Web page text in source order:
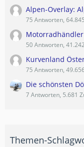
Alpen-Overlay:
75 Antworten,
50 Antworten,
Kurvenland
75 Antworten,
Die schönsten
7 Antworten, 5.681
Themen-